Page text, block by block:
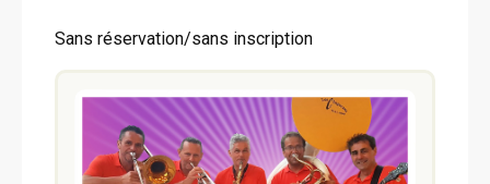
Sans réservation/sans inscription